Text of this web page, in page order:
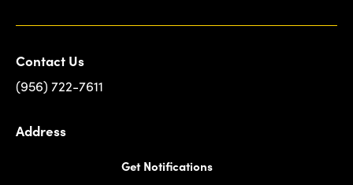
Contact Us
(956) 722-7611
Address
Get Notifications